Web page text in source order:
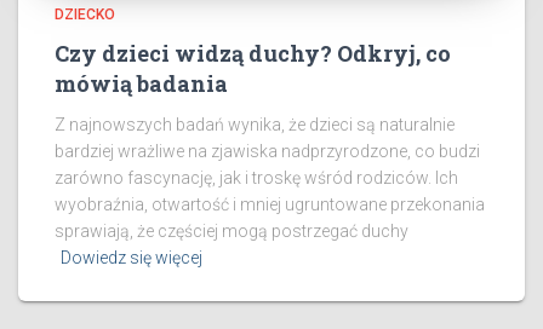
DZIECKO
Czy dzieci widzą duchy? Odkryj, co
mówią badania
Z najnowszych badań wynika, że dzieci są naturalnie
bardziej wrażliwe na zjawiska nadprzyrodzone, co budzi
zarówno fascynację, jak i troskę wśród rodziców. Ich
wyobraźnia, otwartość i mniej ugruntowane przekonania
sprawiają, że częściej mogą postrzegać duchy
Dowiedz się więcej